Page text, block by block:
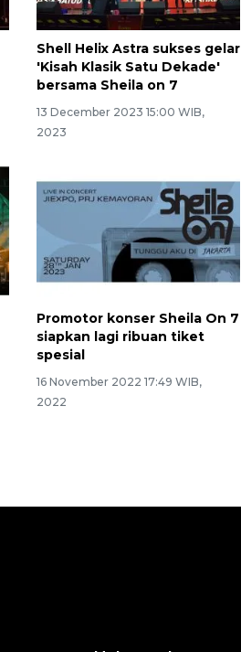
Shell Helix Astra sukses gelar
'Kisah Klasik Satu Dekade'
bersama Sheila on 7
13 December 2023 15:00 WIB,
2023
Promotor konser Sheila On 7
siapkan lagi ribuan tiket
spesial
16 November 2022 17:49 WIB,
2022